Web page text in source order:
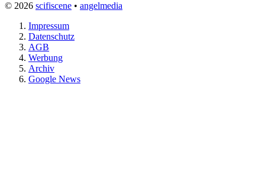
© 2026 scifiscene • angelmedia
Impressum
Datenschutz
AGB
Werbung
Archiv
Google News